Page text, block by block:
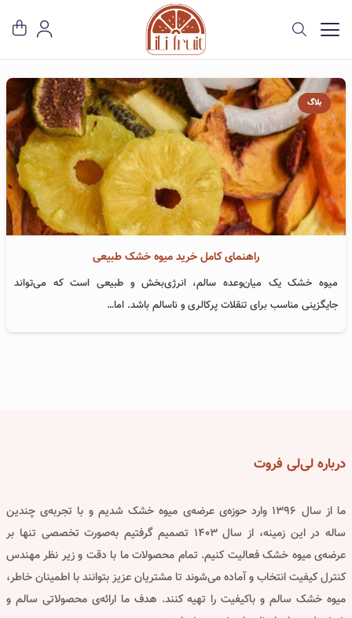
بلاگ
راهنمای کامل خرید میوه خشک طبیعی
میوه خشک یک میان‌وعده سالم، انرژی‌بخش و طبیعی است که می‌تواند
جایگزینی مناسب برای تنقلات پرکالری و ناسالم باشد. اما…
دربارهلی‌لی فروت
ما از سال ۱۳۹۶ وارد حوزه‌ی عرضه‌ی میوه خشک شدیم و با تجربه‌ی چندین
ساله در این زمینه، از سال ۱۴۰۳ تصمیم گرفتیم به‌صورت تخصصی تنها بر
عرضه‌ی میوه خشک فعالیت کنیم. تمام محصولات ما با دقت و زیر نظر مهندس
کنترل کیفیت انتخاب و آماده می‌شوند تا مشتریان عزیز بتوانند با اطمینان خاطر،
میوه خشک سالم و باکیفیت را تهیه کنند. هدف ما ارائه‌ی محصولاتی سالم و